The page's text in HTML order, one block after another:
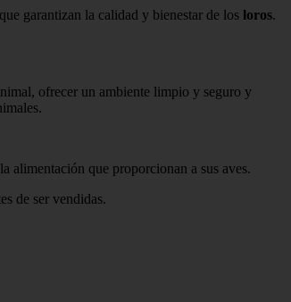
garantizan la calidad y bienestar de los loros.
ofrecer un ambiente limpio y seguro y
alimentación que proporcionan a sus aves.
de ser vendidas.